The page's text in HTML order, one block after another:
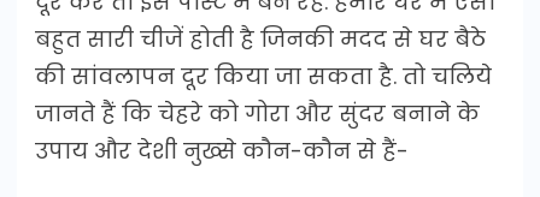
बहुत सारी चीजें होती है जिनकी मदद से घर बैठे
की सांवलापन दूर किया जा सकता है. तो चलिये
जानते हैं कि चेहरे को गोरा और सुंदर बनाने के
उपाय और देशी नुख्से कौन-कौन से हैं-